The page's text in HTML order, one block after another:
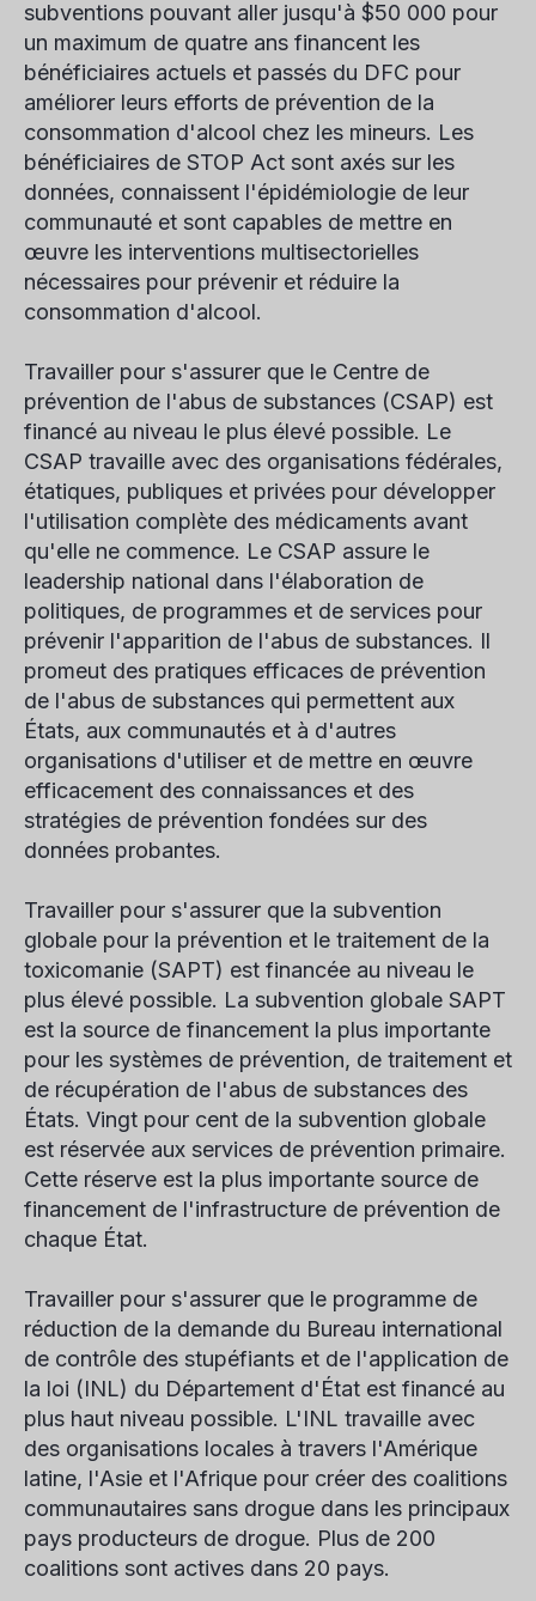
subventions pouvant aller jusqu'à $50 000 pour
un maximum de quatre ans financent les
bénéficiaires actuels et passés du DFC pour
améliorer leurs efforts de prévention de la
consommation d'alcool chez les mineurs. Les
bénéficiaires de STOP Act sont axés sur les
données, connaissent l'épidémiologie de leur
communauté et sont capables de mettre en
œuvre les interventions multisectorielles
nécessaires pour prévenir et réduire la
consommation d'alcool.
Travailler pour s'assurer que le Centre de
prévention de l'abus de substances (CSAP) est
financé au niveau le plus élevé possible. Le
CSAP travaille avec des organisations fédérales,
étatiques, publiques et privées pour développer
l'utilisation complète des médicaments avant
qu'elle ne commence. Le CSAP assure le
leadership national dans l'élaboration de
politiques, de programmes et de services pour
prévenir l'apparition de l'abus de substances. Il
promeut des pratiques efficaces de prévention
de l'abus de substances qui permettent aux
États, aux communautés et à d'autres
organisations d'utiliser et de mettre en œuvre
efficacement des connaissances et des
stratégies de prévention fondées sur des
données probantes.
Travailler pour s'assurer que la subvention
globale pour la prévention et le traitement de la
toxicomanie (SAPT) est financée au niveau le
plus élevé possible. La subvention globale SAPT
est la source de financement la plus importante
pour les systèmes de prévention, de traitement et
de récupération de l'abus de substances des
États. Vingt pour cent de la subvention globale
est réservée aux services de prévention primaire.
Cette réserve est la plus importante source de
financement de l'infrastructure de prévention de
chaque État.
Travailler pour s'assurer que le programme de
réduction de la demande du Bureau international
de contrôle des stupéfiants et de l'application de
la loi (INL) du Département d'État est financé au
plus haut niveau possible. L'INL travaille avec
des organisations locales à travers l'Amérique
latine, l'Asie et l'Afrique pour créer des coalitions
communautaires sans drogue dans les principaux
pays producteurs de drogue. Plus de 200
coalitions sont actives dans 20 pays.